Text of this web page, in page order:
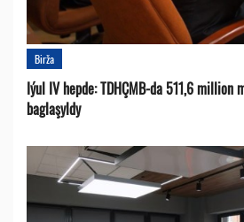
Birža
Iýul IV hepde: TDHÇMB-da 511,6 million
baglaşyldy